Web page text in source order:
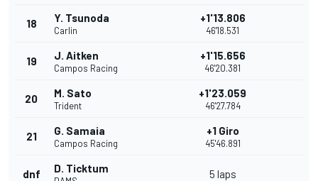
18 Y. Tsunoda
Carlin
+1'13.806
46'18.531
19 J. Aitken
Campos Racing
+1'15.656
46'20.381
20 M. Sato
Trident
+1'23.059
46'27.784
21 G. Samaia
Campos Racing
+1 Giro
45'46.891
dnf D. Ticktum 5 laps